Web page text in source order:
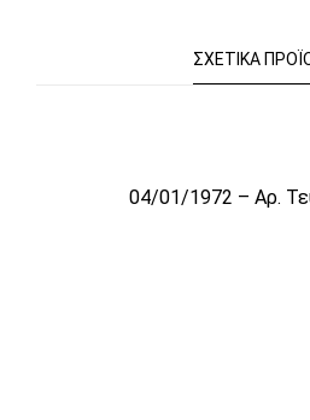
ΣΧΕΤΙΚΆ
Το αρχείο προσωρινά δεν είναι
04/01/1972 – Αρ.